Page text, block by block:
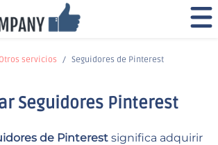
Otros servicios Seguidores de Pinterest
Seguidores Pinterest
de Pinterestsignifica adquirir